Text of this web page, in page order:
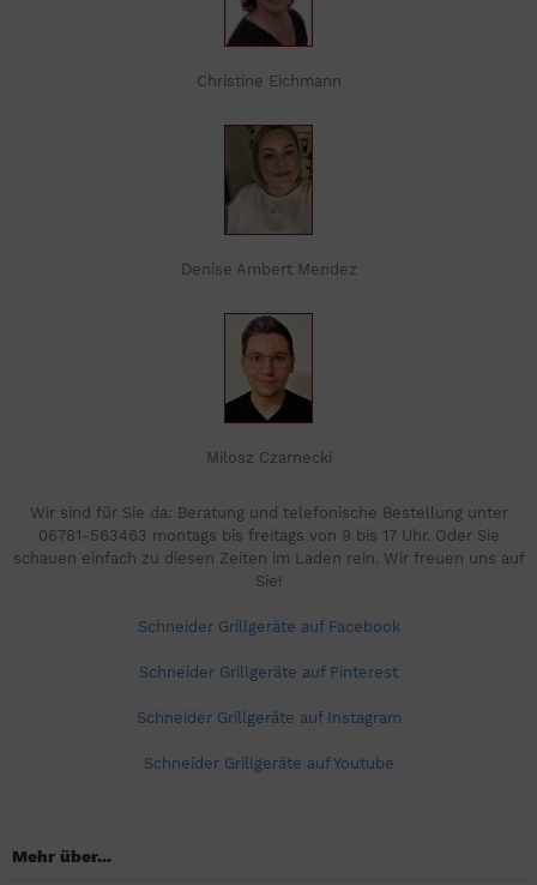
Christine Eichmann
Denise Ambert Mendez
Milosz Czarnecki
Wir sind für Sie da: Beratung und telefonische Bestellung unter
06781-563463 montags bis freitags von 9 bis 17 Uhr. Oder Sie
schauen einfach zu diesen Zeiten im Laden rein. Wir freuen uns auf
Sie!
Schneider Grillgeräte auf Facebook
Schneider Grillgeräte auf Pinterest
Schneider Grillgeräte auf Instagram
Schneider Grillgeräte auf Youtube
Mehr über...